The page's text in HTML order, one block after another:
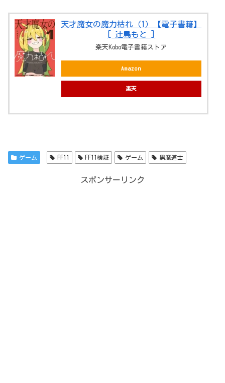
天才魔女の魔力枯れ（1）【電子書籍】
[ 辻島もと ]
楽天Kobo電子書籍ストア
Amazon
楽天
ゲーム FF11 FF11検証 ゲーム 黒魔道士
スポンサーリンク